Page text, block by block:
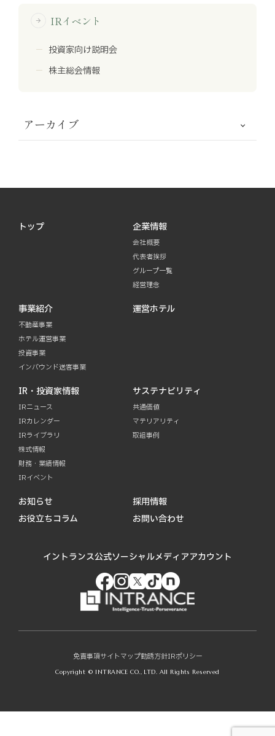
arrow_forward IRイベント
投資家向け説明会
株主総会情報
アーカイブ
トップ 企業情報
会社概要
代表者挨拶
グループ一覧
経営理念
事業紹介
不動産事業
ホテル運営事業
投資事業
インバウンド送客事業
運営ホテル
IR・投資家情報
IRニュース
IRカレンダー
IRライブラリ
株式情報
財務・業績情報
IRイベント
サステナビリティ
共通価値
マテリアリティ
取組事例
お知らせ
お役立ちコラム
採用情報
お問い合わせ
イントランス公式ソーシャルメディアアカウント
免責事項サイトマップ勧誘方針IRポリシー
Copyright © INTRANCE CO., LTD. All Rights Reserved